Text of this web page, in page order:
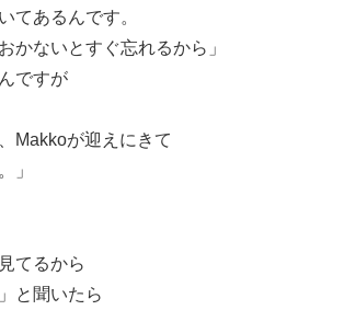
てあるんです。
かないとすぐ忘れるから」
ですが
Makkoが迎えにきて
」
てるから
と聞いたら